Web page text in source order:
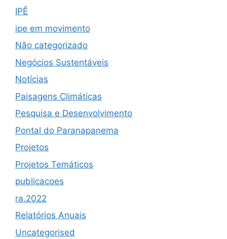
IPÊ
ipe em movimento
Não categorizado
Negócios Sustentáveis
Notícias
Paisagens Climáticas
Pesquisa e Desenvolvimento
Pontal do Paranapanema
Projetos
Projetos Temáticos
publicacoes
ra.2022
Relatórios Anuais
Uncategorised